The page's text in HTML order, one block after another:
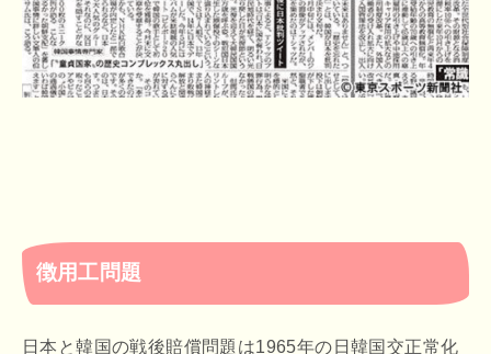
徴用工問題
日本と韓国の戦後賠償問題は1965年の日韓国交正常化